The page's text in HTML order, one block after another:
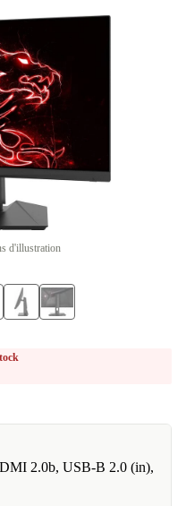
d'illustration
2.0b, USB-B 2.0 (in),